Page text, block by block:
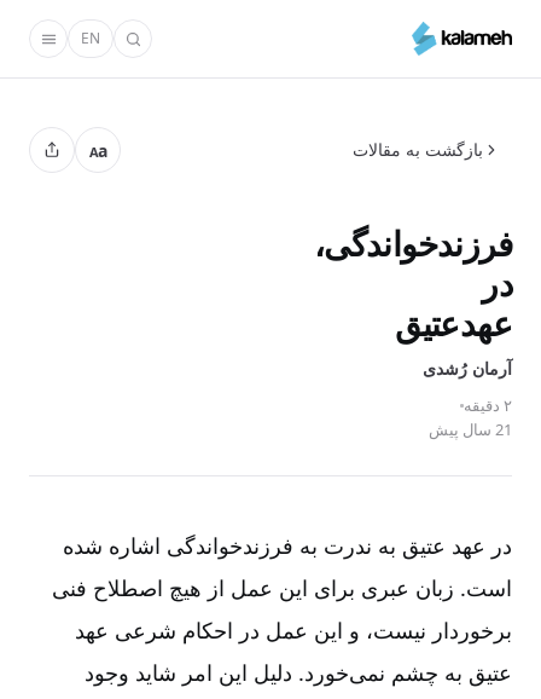
محتوای
EN
بازگشت به مقالات Aa
فرزندخواندگی،
در
عهدعتیق
آرمان رُشدی
۲ دقیقه
21 سال پیش
در عهد عتیق به ندرت به فرزندخواندگی اشاره شده
است. زبان عبری برای این عمل از هیچ اصطلاح فنی
برخوردار نیست، و این عمل در احکام شرعی عهد
عتیق به چشم نمی‌خورد. دلیل این امر شاید وجود